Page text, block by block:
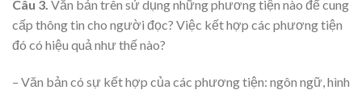
Câu 3. Văn bản trên sử dụng những phương tiện nào để cung
cấp thông tin cho người đọc? Việc kết hợp các phương tiện
đó có hiệu quả như thế nào?
– Văn bản có sự kết hợp của các phương tiện: ngôn ngữ, hình